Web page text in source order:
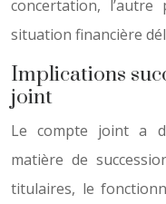
concertation,
situation financière
Implications
joint
Le compte joint a
matière de
titulaires, le